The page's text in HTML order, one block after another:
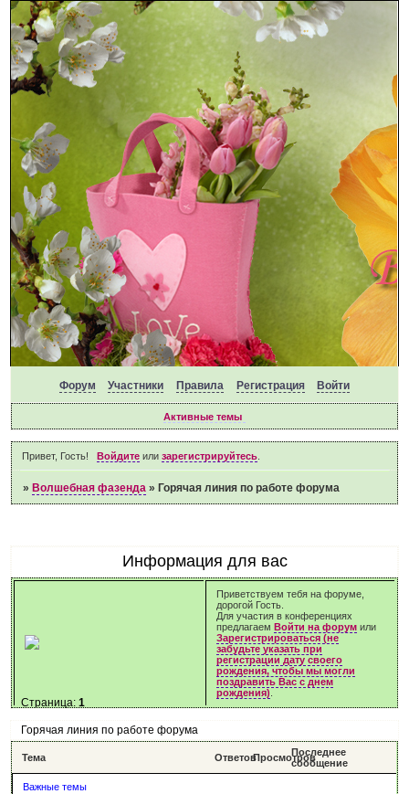
Форум Участники Правила Регистрация Войти
Активные темы
Привет, Гость! Войдитеили зарегистрируйтесь.
» Волшебная фазенда » Горячая линия по работе форума
Информация для вас
Приветствуем тебя на форуме,
дорогой Гость.
Для участия в конференциях
предлагаемВойти на форум или
Зарегистрироваться (не
забудьте указать при
регистрации дату своего
рождения, чтобы мы могли
поздравить Вас с днем
рождения)
Горячая линия по работе форума
Страница:1
Тема ОтветовПросмотровПоследнее
сообщение
Важные темы